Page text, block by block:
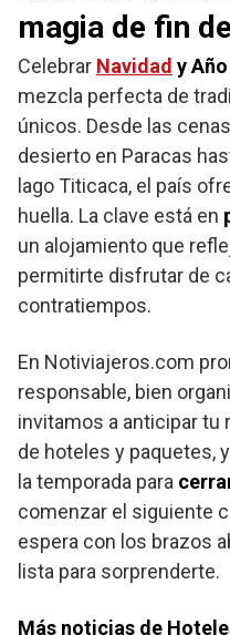
magia de fin
Celebrar Navidad y
mezcla perfecta de
únicos. Desde las
desierto en Paracas
lago Titicaca, el país
huella. La clave está en
un alojamiento que
permitirte disfrutar de
contratiempos.
En Notiviajeros.com
responsable, bien
invitamos a anticipar tu
de hoteles y paquetes,
la temporada para
comenzar el siguiente
espera con los brazos
lista para sorprenderte.
Más noticias de